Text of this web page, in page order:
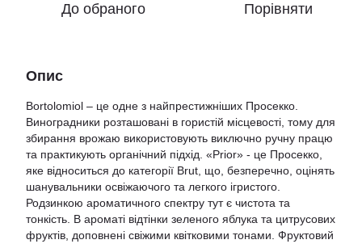
До обраного Порівняти
Опис
Bortolomiol – це одне з найпрестижніших Просекко.
Виноградники розташовані в гористій місцевості, тому для
збирання врожаю використовують виключно ручну працю
та практикують органічний підхід. «Prior» - це Просекко,
яке відноситься до категорії Brut, що, безперечно, оцінять
шанувальники освіжаючого та легкого ігристого.
Родзинкою ароматичного спектру тут є чистота та
тонкість. В ароматі відтінки зеленого яблука та цитрусових
фруктів, доповнені свіжими квітковими тонами. Фруктовий